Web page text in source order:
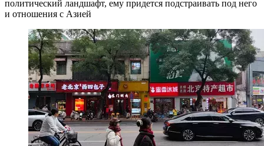
политический ландшафт, ему придется подстраивать под него
и отношения с Азией